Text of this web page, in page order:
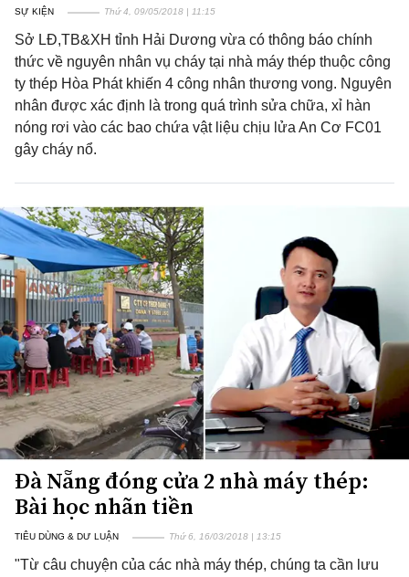
SỰ KIỆN Thứ 4, 09/05/2018 | 11:15
Sở LĐ,TB&XH tỉnh Hải Dương vừa có thông báo chính
thức về nguyên nhân vụ cháy tại nhà máy thép thuộc công
ty thép Hòa Phát khiến 4 công nhân thương vong. Nguyên
nhân được xác định là trong quá trình sửa chữa, xỉ hàn
nóng rơi vào các bao chứa vật liệu chịu lửa An Cơ FC01
gây cháy nổ.
Đà Nẵng đóng cửa 2 nhà máy thép:
Bài học nhãn tiền
TIÊU DÙNG & DƯ LUẬN Thứ 6, 16/03/2018 | 13:15
"Từ câu chuyện của các nhà máy thép, chúng ta cần lưu